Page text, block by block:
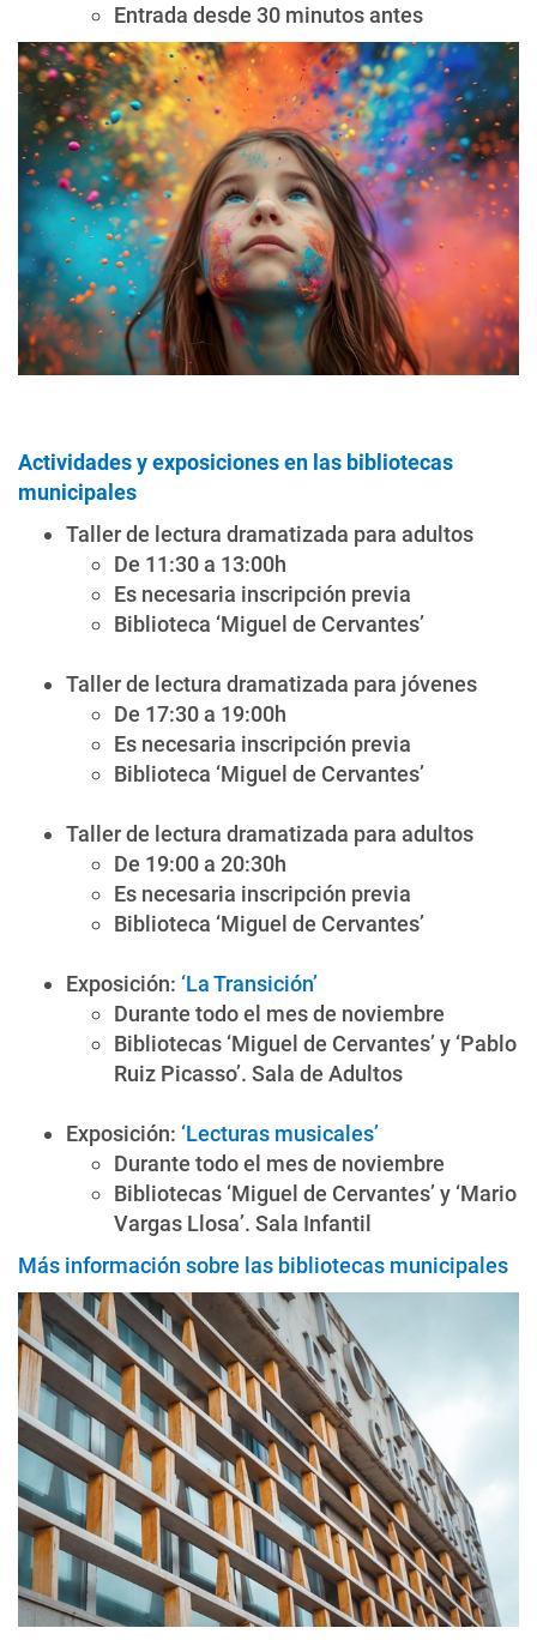
Entrada desde 30 minutos antes
Actividades y exposiciones en las bibliotecas
municipales
Taller de lectura dramatizada para adultos
De 11:30 a 13:00h
Es necesaria inscripción previa
Biblioteca ‘Miguel de Cervantes’
Taller de lectura dramatizada para jóvenes
De 17:30 a 19:00h
Es necesaria inscripción previa
Biblioteca ‘Miguel de Cervantes’
Taller de lectura dramatizada para adultos
De 19:00 a 20:30h
Es necesaria inscripción previa
Biblioteca ‘Miguel de Cervantes’
Exposición: ‘La Transición’
Durante todo el mes de noviembre
Bibliotecas ‘Miguel de Cervantes’ y ‘Pablo
Ruiz Picasso’. Sala de Adultos
Exposición: ‘Lecturas musicales’
Durante todo el mes de noviembre
Bibliotecas ‘Miguel de Cervantes’ y ‘Mario
Vargas Llosa’. Sala Infantil
Más información sobre las bibliotecas municipales